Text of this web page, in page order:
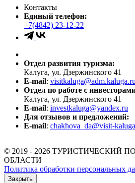
Контакты
Единый телефон:
+7(4842) 23-12-22
Отдел развития туризма:
Калуга, ул. Дзержинского 41
E-mail: visitkaluga@adm.kaluga.ru
Отдел по работе с
Калуга, ул. Дзержинского 41
E-mail: investkaluga@yandex.ru
Для отзывов и предложений:
E-mail: chakhova_da@visit-
© 2019 - 2026 ТУРИСТИЧЕСКИЙ
ОБЛАСТИ
Политика обработки персональных
Закрыть